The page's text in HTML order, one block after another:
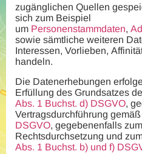
zugänglichen Quellen
sich zum Beispiel
um Personenstammdaten,
sowie sämtliche weiteren
Interessen, Vorlieben,
handeln.
Die Datenerhebungen
Erfüllung des Grundsatzes
Abs. 1 Buchst. d) DSGVO,
Vertragsdurchführung gemäß
DSGVO, gegebenenfalls
Rechtsdurchsetzung und
Abs. 1 Buchst. b) und f)